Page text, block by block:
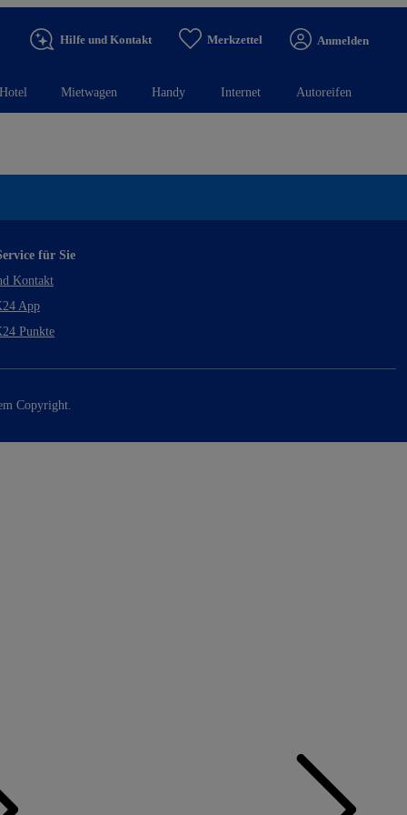
Hilfe und Kontakt Merkzettel Anmelden
Hotel Mietwagen Handy Internet Autoreifen
für Sie
Kontakt
App
Punkte
Copyright.